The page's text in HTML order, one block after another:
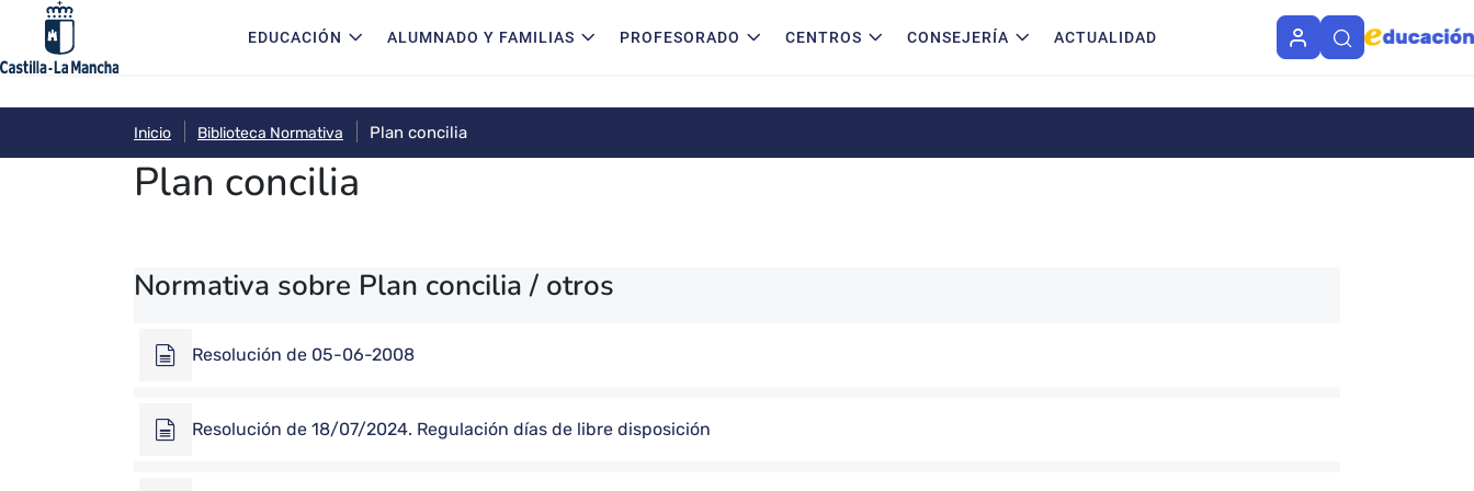
Pasar al contenido principalNavegación principal
EDUCACIÓN ALUMNADO Y FAMILIAS PROFESORADO CENTROS CONSEJERÍA ACTUALIDAD
Inicio Biblioteca Normativa Plan concilia
Plan concilia
Normativa sobre Plan concilia / otros
Resolución de 05-06-2008
Resolución de 18/07/2024. Regulación días de libre disposición